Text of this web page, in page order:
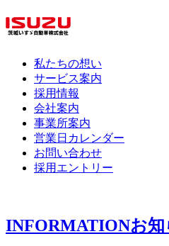
私たちの想い
サービス案内
採用情報
会社案内
事業所案内
営業日カレンダー
お問い合わせ
採用エントリー
INFORMATIONお